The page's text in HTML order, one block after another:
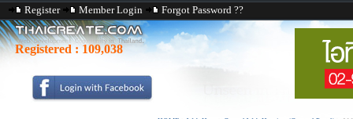
Register Member Login Forgot Password ??
Registered : 109,038